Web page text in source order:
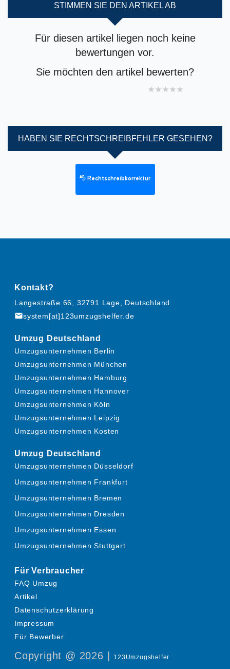
STIMMEN SIE DEN ARTIKEL AB
Für diesen artikel liegen noch keine
bewertungen vor.
Sie möchten den artikel bewerten?
4 stars
3 stars
2 stars
1 star
HABEN SIE RECHTSCHREIBFEHLER GESEHEN?
Rechtschreibkorrektur
Kontakt?
Langestraße 66, 32791 Lage, Deutschland
mailsystem[at]123umzugshelfer.de
Umzug Deutschland
Umzugsunternehmen Berlin
Umzugsunternehmen München
Umzugsunternehmen Hamburg
Umzugsunternehmen Hannover
Umzugsunternehmen Köln
Umzugsunternehmen Leipzig
Umzugsunternehmen Kosten
Umzug Deutschland
Umzugsunternehmen Düsseldorf
Umzugsunternehmen Frankfurt
Umzugsunternehmen Bremen
Umzugsunternehmen Dresden
Umzugsunternehmen Essen
Umzugsunternehmen Stuttgart
Für Verbraucher
FAQ Umzug
Artikel
Datenschutzerklärung
Impressum
Für Bewerber
Copyright @ 2026 | 123Umzugshelfer